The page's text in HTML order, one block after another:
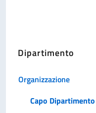
Dipartimento
Organizzazione
Capo Dipartimento